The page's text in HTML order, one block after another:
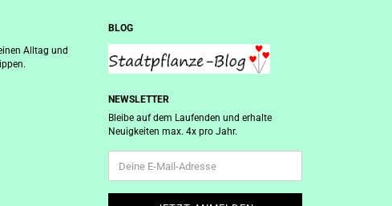
Alltag und
BLOG
NEWSLETTER
Bleibe auf dem Laufenden und erhalte
Neuigkeiten max. 4x pro Jahr.